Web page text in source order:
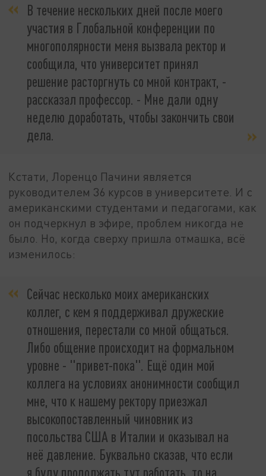
В течение нескольких дней после моего
участия в Глобальной конференции по
многополярности меня вызвала ректор и
сообщила, что университет принял
решение расторгнуть со мной контракт, -
рассказал профессор. - Мне дали одну
неделю доработать, чтобы закончить свои
дела.
Кстати, Лоренцо Пачини является
руководителем 36 курсов в университете. И с
американскими студентами и педагогами, как
он подчеркнул в эфире, проблем никогда не
было. Но, когда сверху пришла отмашка, всё
изменилось:
Сейчас несколько моих американских
коллег, с кем я поддерживал дружеские
отношения, перестали со мной общаться.
Либо общение происходит на формальном
уровне - "привет-пока". Ещё один мой
коллега на условиях анонимности сообщил
мне, что к нашему ректору приезжал
высокопоставленный чиновник из
посольства США в Италии и оказывал на
неё давление. Буквально сказав, что если
я буду продолжать тут работать, то на